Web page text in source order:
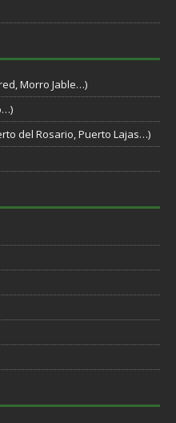
Morro Jable…)
del Rosario, Puerto Lajas…)